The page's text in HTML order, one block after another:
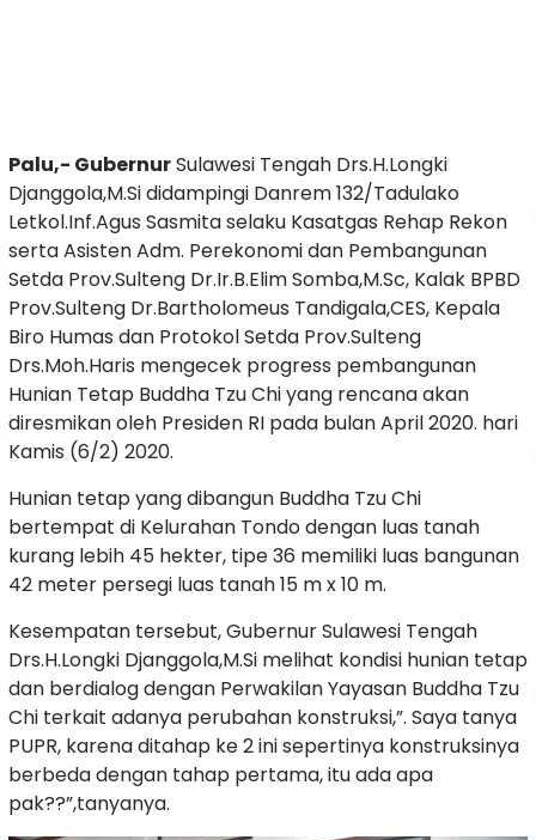
Palu,- GubernurSulawesi Tengah Drs.H.Longki
Djanggola,M.Si didampingi Danrem 132/Tadulako
Letkol.Inf.Agus Sasmita selaku Kasatgas Rehap Rekon
serta Asisten Adm. Perekonomi dan Pembangunan
Setda Prov.Sulteng Dr.Ir.B.Elim Somba,M.Sc, Kalak BPBD
Prov.Sulteng Dr.Bartholomeus Tandigala,CES, Kepala
Biro Humas dan Protokol Setda Prov.Sulteng
Drs.Moh.Haris mengecek progress pembangunan
Hunian Tetap Buddha Tzu Chi yang rencana akan
diresmikan oleh Presiden RI pada bulan April 2020. hari
Kamis (6/2) 2020.
Hunian tetap yang dibangun Buddha Tzu Chi
bertempat di Kelurahan Tondo dengan luas tanah
kurang lebih 45 hekter, tipe 36 memiliki luas bangunan
42 meter persegi luas tanah 15 m x 10 m.
Kesempatan tersebut, Gubernur Sulawesi Tengah
Drs.H.Longki Djanggola,M.Si melihat kondisi hunian tetap
dan berdialog dengan Perwakilan Yayasan Buddha Tzu
Chi terkait adanya perubahan konstruksi,”. Saya tanya
PUPR, karena ditahap ke 2 ini sepertinya konstruksinya
berbeda dengan tahap pertama, itu ada apa
pak??”,tanyanya.